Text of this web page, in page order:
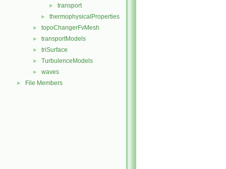
► transport
► thermophysicalProperties
► topoChangerFvMesh
► transportModels
► triSurface
► TurbulenceModels
► waves
► File Members